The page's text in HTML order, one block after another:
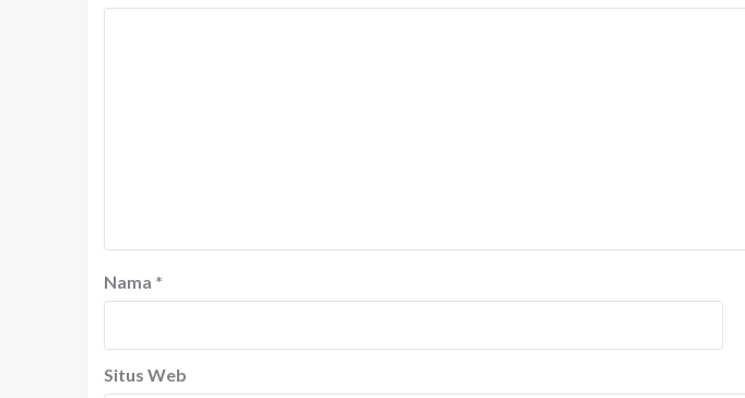
Nama *
Situs Web